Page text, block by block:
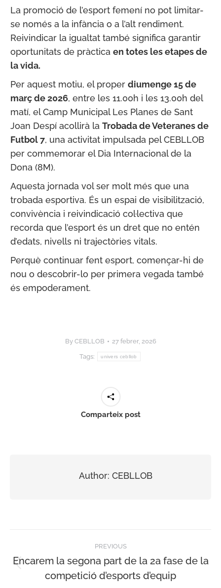
La promoció de l’esport femení no pot limitar-
se només a la infància o a l’alt rendiment.
Reivindicar la igualtat també significa garantir
oportunitats de pràctica en totes les etapes de
la vida.
Per aquest motiu, el proper diumenge 15 de
març de 2026, entre les 11.00h i les 13.00h del
matí, el Camp Municipal Les Planes de Sant
Joan Despí acollirà la Trobada de Veteranes de
Futbol 7, una activitat impulsada pel CEBLLOB
per commemorar el Dia Internacional de la
Dona (8M).
Aquesta jornada vol ser molt més que una
trobada esportiva. És un espai de visibilització,
convivència i reivindicació col·lectiva que
recorda que l’esport és un dret que no entén
d’edats, nivells ni trajectòries vitals.
Perquè continuar fent esport, començar-hi de
nou o descobrir-lo per primera vegada també
és empoderament.
By CEBLLOB 27 febrer, 2026
Tags: univers cebllob
Comparteix post
Author: CEBLLOB
navigation
PREVIOUS
post:
Encarem la segona part de la 2a fase de la
competició d’esports d’equip